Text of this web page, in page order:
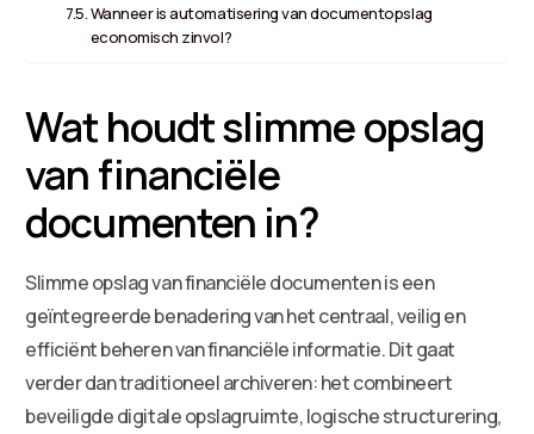
Wanneer is automatisering van documentopslag
economisch zinvol?
Wat houdt slimme opslag
van financiële
documenten in?
Slimme opslag van financiële documenten is een
geïntegreerde benadering van het centraal, veilig en
efficiënt beheren van financiële informatie. Dit gaat
verder dan traditioneel archiveren: het combineert
beveiligde digitale opslagruimte, logische structurering,